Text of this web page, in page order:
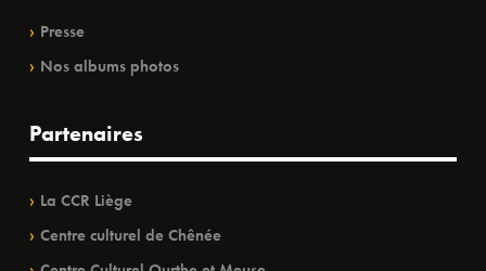
Presse
Nos albums photos
Partenaires
La CCR Liège
Centre culturel de Chênée